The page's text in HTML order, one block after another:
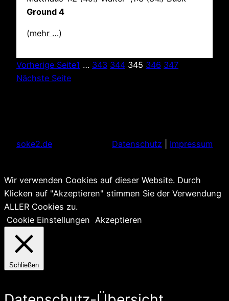
Ground 4
(mehr …)
Vorherige Seite1 … 343 344 345 346 347
Nächste Seite
soke2.de Datenschutz Impressum
Wir verwenden Cookies auf dieser Website. Durch
Klicken auf "Akzeptieren" stimmen Sie der Verwendung
ALLER Cookies zu.
Cookie Einstellungen Akzeptieren
Schließen